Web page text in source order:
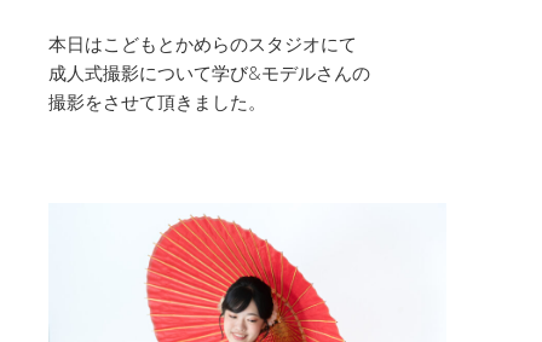
本日はこどもとかめらのスタジオにて
成人式撮影について学び&モデルさんの
撮影をさせて頂きました。